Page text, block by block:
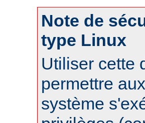
Note de
type Linux
Utiliser cette
permettre
système